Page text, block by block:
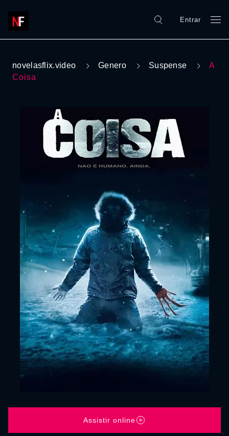
Entrar
novelasflix.video Genero Suspense
A
Coisa
Assistir online